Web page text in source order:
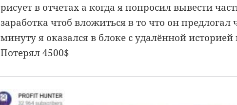
рисует в отчетах а когда я попросил вывести
заработка чтоб вложиться в то что он предлогал
минуту я оказался в блоке с удалённой
Потерял 4500$